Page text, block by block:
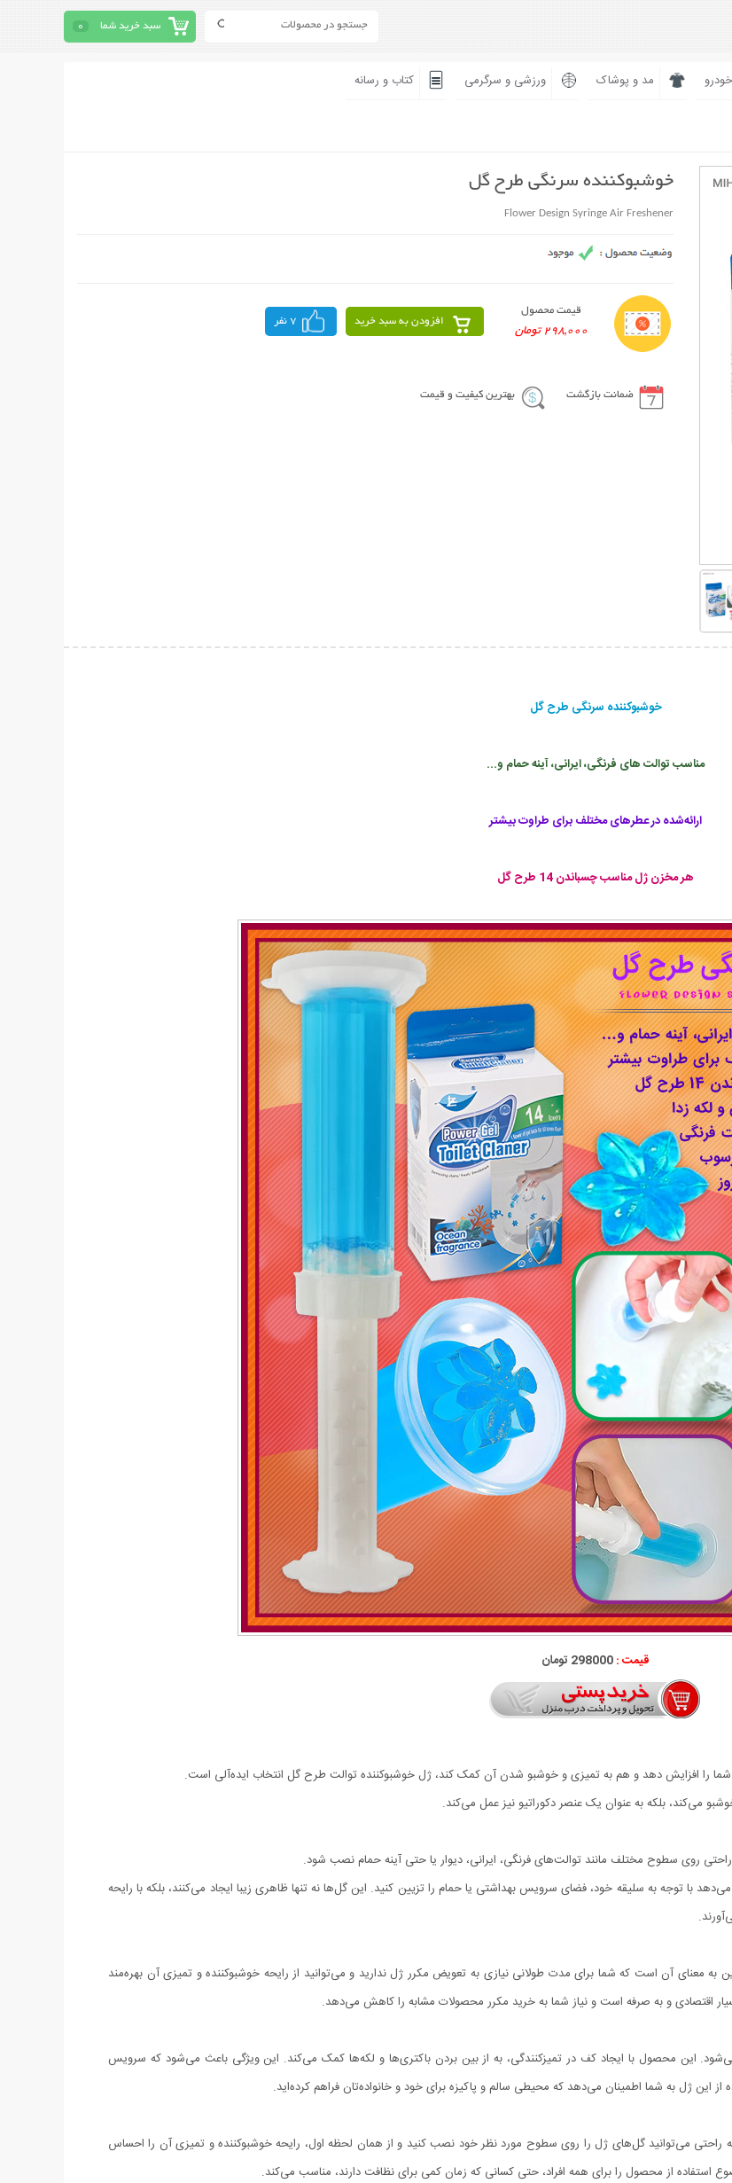
سبد خرید شما 0
مد و پوشاک ورزشی و سرگرمی کتاب و رسانه
خوشبوکننده سرنگی طرح گل
Flower Design Syringe Air Freshener
قیمت محصول
298,000 تومان
افزودن به سبد خرید 7 نفر
ضمانت بازگشت بهترین کیفیت و قیمت
خوشبوکننده سرنگی طرح گل
مناسب توالت های فرنگی، ایرانی، آینه حمام و...
ارائه‌شده در عطرهای مختلف برای طراوت بیشتر
هر مخزن ژل مناسب چسباندن 14 طرح گل
قیمت :298000 تومان
را افزایش دهد و هم به تمیزی و خوشبو شدن آن کمک کند، ژل خوشبوکننده توالت طرح گل انتخاب ایده‌آلی است.
می‌کند، بلکه به عنوان یک عنصر دکوراتیو نیز عمل می‌کند.
روی سطوح مختلف مانند توالت‌های فرنگی، ایرانی، دیوار یا حتی آینه حمام نصب شود.
که به شما امکان می‌دهد با توجه به سلیقه خود، فضای سرویس بهداشتی یا حمام را تزیین کنید. این گل‌ها نه تنها ظاهری زیبا ایجاد می‌کنند، بلکه با رایحه
برجسته این محصول، ماندگاری هر گل تا 10 روز است. این به معنای آن است که شما برای مدت طولانی نیازی به تعویض مکرر ژل ندارید و می‌توانید از رایحه خوشبوکننده و تمیزی آن بهره‌مند
اقتصادی و به صرفه است و نیاز شما به خرید مکرر محصولات مشابه را کاهش می‌دهد.
این محصول با ایجاد کف در تمیزکنندگی، به از بین بردن باکتری‌ها و لکه‌ها کمک می‌کند. این ویژگی باعث می‌شود که سرویس
از این ژل به شما اطمینان می‌دهد که محیطی سالم و پاکیزه برای خود و خانواده‌تان فراهم کرده‌اید.
می‌توانید گل‌های ژل را روی سطوح مورد نظر خود نصب کنید و از همان لحظه اول، رایحه خوشبوکننده و تمیزی آن را احساس
استفاده از محصول را برای همه افراد، حتی کسانی که زمان کمی برای نظافت دارند، مناسب می‌کند.